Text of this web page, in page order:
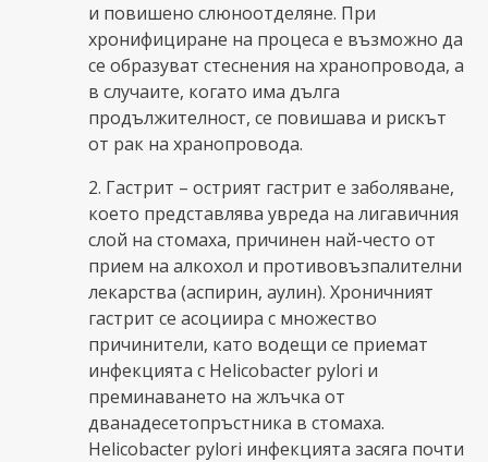
и повишено слюноотделяне. При
хронифициране на процеса е възможно да
се образуват стеснения на хранопровода, а
в случаите, когато има дълга
продължителност, се повишава и рискът
от рак на хранопровода.
2. Гастрит – острият гастрит е заболяване,
което представлява увреда на лигавичния
слой на стомаха, причинен най-често от
прием на алкохол и противовъзпалителни
лекарства (аспирин, аулин). Хроничният
гастрит се асоциира с множество
причинители, като водещи се приемат
инфекцията с Helicobacter pylori и
преминаването на жлъчка от
дванадесетопръстника в стомаха.
Helicobacter pylori инфекцията засяга почти